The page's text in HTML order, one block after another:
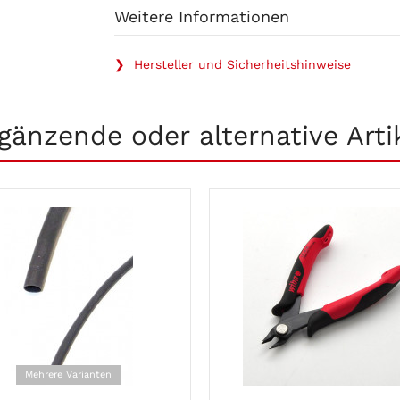
Weitere Informationen
❯ Hersteller und Sicherheitshinweise
oder alternative
Mehrere Varianten